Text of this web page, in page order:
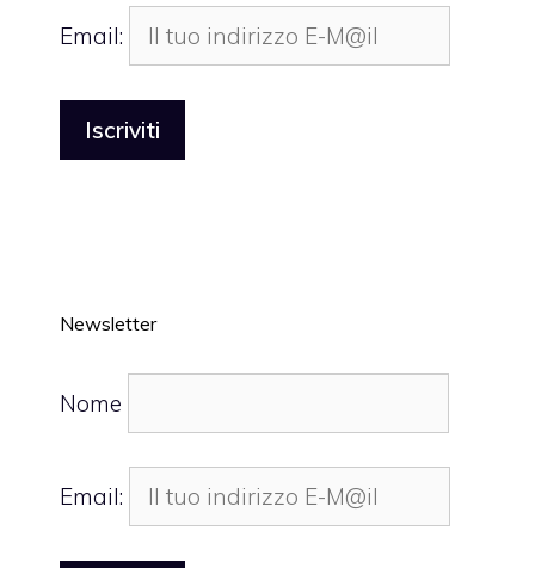
Email:
Newsletter
Nome
Email: